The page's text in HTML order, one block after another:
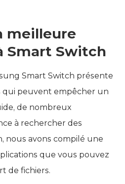
meilleure
Smart Switch
Smart Switch présente
qui peuvent empêcher un
de nombreux
à rechercher des
nous avons compilé une
que vous pouvez
de fichiers.